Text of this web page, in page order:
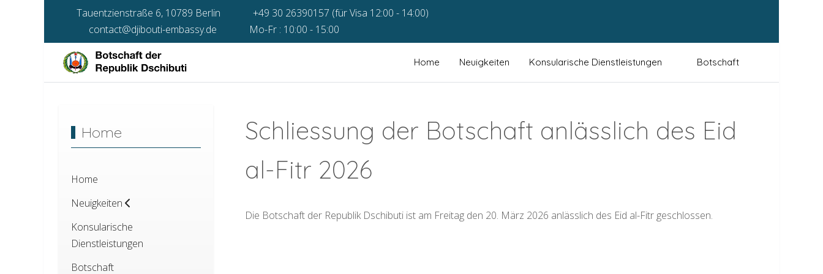
Tauentzienstraße 6, 10789 Berlin
+49 30 26390157 (für Visa 12:00 - 14:00)
contact@djibouti-embassy.de
Mo-Fr : 10:00 - 15:00
Home Neuigkeiten Konsularische Dienstleistungen Botschaft
Home
Home
Neuigkeiten
Konsularische
Dienstleistungen
Botschaft
Schliessung der Botschaft anlässlich des Eid
al-Fitr 2026
Die Botschaft der Republik Dschibuti ist am Freitag den 20. März 2026 anlässlich des Eid al-Fitr geschlossen.